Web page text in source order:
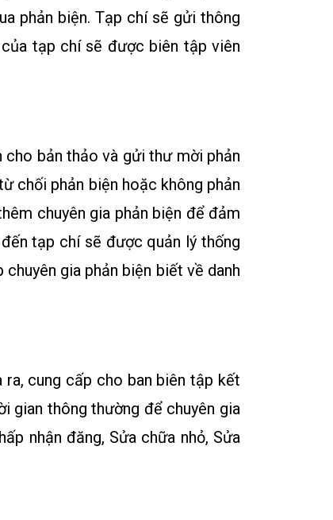
phản biện. Tạp chí sẽ gửi thông
tạp chí sẽ được biên tập viên
cho bản thảo và gửi thư mời phản
chối phản biện hoặc không phản
chuyên gia phản biện để đảm
tạp chí sẽ được quản lý thống
gia phản biện biết về danh
cung cấp cho ban biên tập kết
gian thông thường để chuyên gia
nhận đăng, Sửa chữa nhỏ, Sửa